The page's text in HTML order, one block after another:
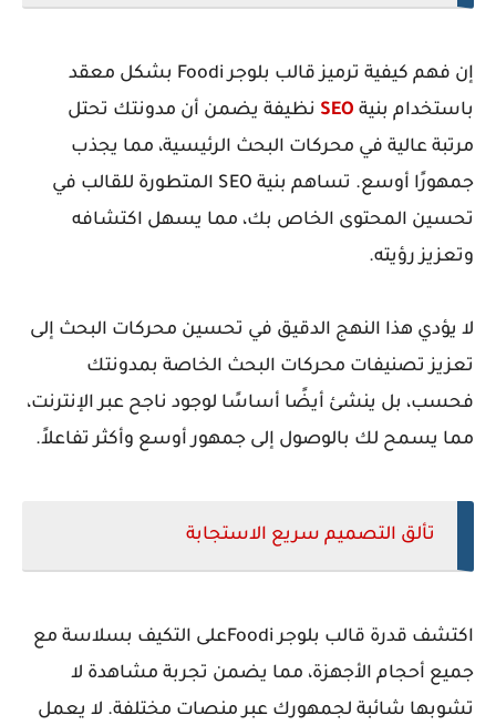
إن فهم كيفية ترميز قالب بلوجر Foodi بشكل معقد
باستخدام بنية SEO نظيفة يضمن أن مدونتك تحتل
مرتبة عالية في محركات البحث الرئيسية، مما يجذب
جمهورًا أوسع. تساهم بنية SEO المتطورة للقالب في
تحسين المحتوى الخاص بك، مما يسهل اكتشافه
وتعزيز رؤيته.
لا يؤدي هذا النهج الدقيق في تحسين محركات البحث إلى
تعزيز تصنيفات محركات البحث الخاصة بمدونتك
فحسب، بل ينشئ أيضًا أساسًا لوجود ناجح عبر الإنترنت،
مما يسمح لك بالوصول إلى جمهور أوسع وأكثر تفاعلاً.
تألق التصميم سريع الاستجابة
اكتشف قدرة قالب بلوجر Foodiعلى التكيف بسلاسة مع
جميع أحجام الأجهزة، مما يضمن تجربة مشاهدة لا
تشوبها شائبة لجمهورك عبر منصات مختلفة. لا يعمل